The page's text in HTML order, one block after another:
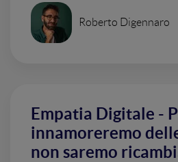
Roberto Digennaro
Empatia Digitale -
innamoreremo
non saremo